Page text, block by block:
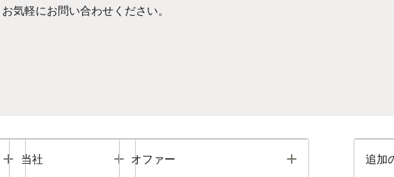
気軽にお問い合わせください。
Toggle
当社 Toggle
オファー Toggle 追加